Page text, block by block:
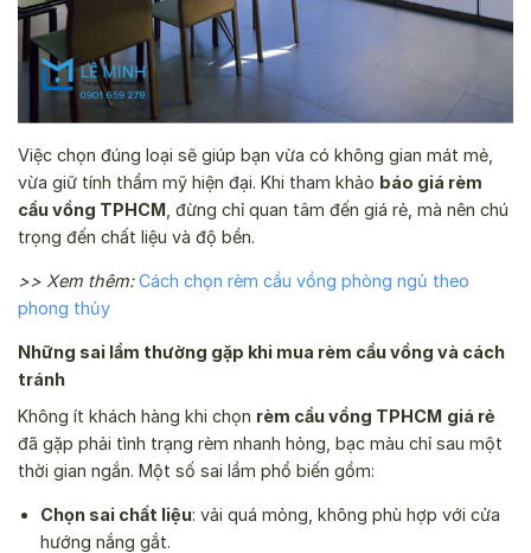
Việc chọn đúng loại sẽ giúp bạn vừa có không gian mát mẻ,
vừa giữ tính thẩm mỹ hiện đại. Khi tham khảo báo giá rèm
cầu vồng TPHCM , đừng chỉ quan tâm đến giá rẻ, mà nên chú
trọng đến chất liệu và độ bền.
>> Xem thêm:Cách chọn rèm cầu vồng phòng ngủ theo
phong thủy
Những sai lầm thường gặp khi mua rèm cầu vồng và cách
tránh
Không ít khách hàng khi chọn rèm cầu vồng TPHCM giá rẻ
đã gặp phải tình trạng rèm nhanh hỏng, bạc màu chỉ sau một
thời gian ngắn. Một số sai lầm phổ biến gồm:
Chọn sai chất liệu: vải quá mỏng, không phù hợp với cửa
hướng nắng gắt.